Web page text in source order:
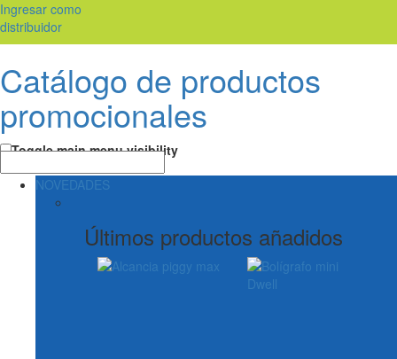
Ingresar como
distribuidor
Catálogo de productos
promocionales
Toggle main menu visibility
NOVEDADES
Últimos productos añadidos